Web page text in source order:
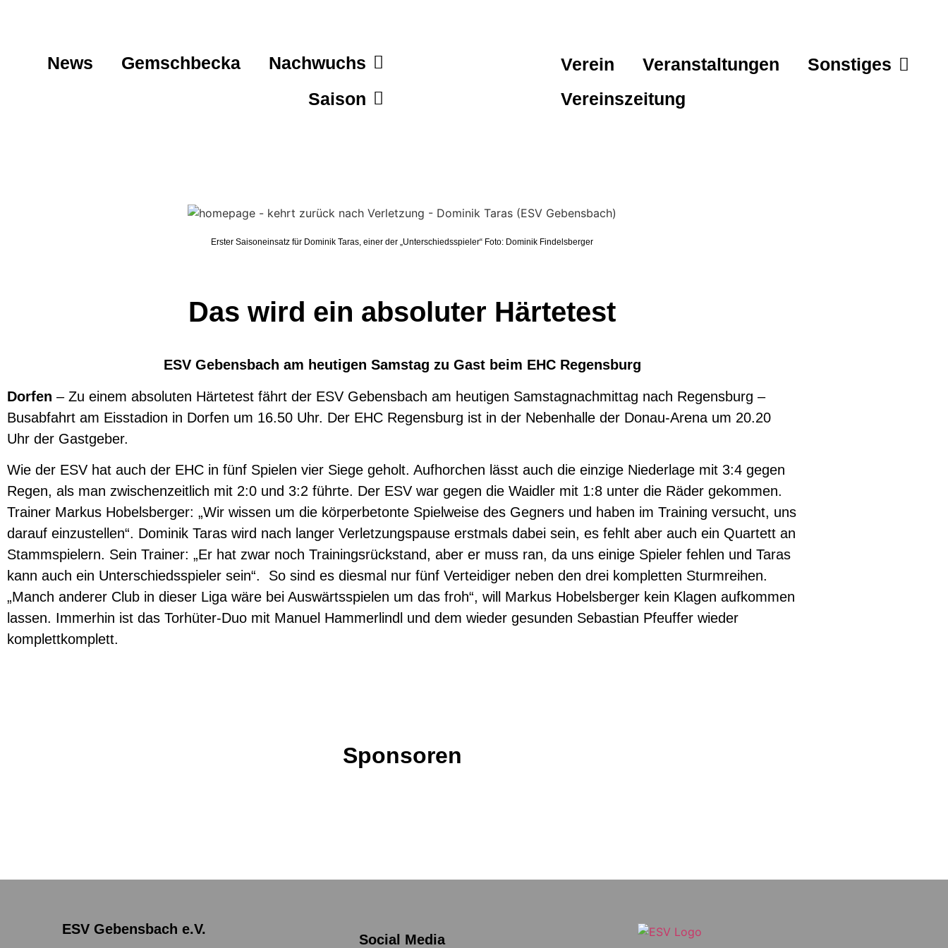
News Gemschbecka
Nachwuchs
Saison
Verein Veranstaltungen
Sonstiges
Vereinszeitung
Erster Saisoneinsatz für Dominik Taras, einer der „Unterschiedsspieler“ Foto: Dominik Findelsberger
Das wird ein absoluter Härtetest
ESV Gebensbach am heutigen Samstag zu Gast beim EHC Regensburg
Dorfen – Zu einem absoluten Härtetest fährt der ESV Gebensbach am heutigen Samstagnachmittag nach Regensburg –
Busabfahrt am Eisstadion in Dorfen um 16.50 Uhr. Der EHC Regensburg ist in der Nebenhalle der Donau-Arena um 20.20
Uhr der Gastgeber.
Wie der ESV hat auch der EHC in fünf Spielen vier Siege geholt. Aufhorchen lässt auch die einzige Niederlage mit 3:4 gegen
Regen, als man zwischenzeitlich mit 2:0 und 3:2 führte. Der ESV war gegen die Waidler mit 1:8 unter die Räder gekommen.
Trainer Markus Hobelsberger: „Wir wissen um die körperbetonte Spielweise des Gegners und haben im Training versucht, uns
darauf einzustellen“. Dominik Taras wird nach langer Verletzungspause erstmals dabei sein, es fehlt aber auch ein Quartett an
Stammspielern. Sein Trainer: „Er hat zwar noch Trainingsrückstand, aber er muss ran, da uns einige Spieler fehlen und Taras
kann auch ein Unterschiedsspieler sein“. So sind es diesmal nur fünf Verteidiger neben den drei kompletten Sturmreihen.
„Manch anderer Club in dieser Liga wäre bei Auswärtsspielen um das froh“, will Markus Hobelsberger kein Klagen aufkommen
lassen. Immerhin ist das Torhüter-Duo mit Manuel Hammerlindl und dem wieder gesunden Sebastian Pfeuffer wieder
komplettkomplett.
Sponsoren
ESV Gebensbach e.V.
Social Media